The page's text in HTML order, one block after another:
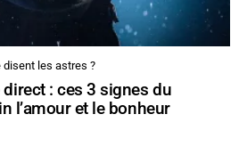
disent les astres ?
: ces 3 signes du
l’amour et le bonheur